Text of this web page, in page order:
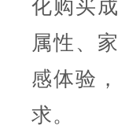
化购买
属性、
感体验
求。